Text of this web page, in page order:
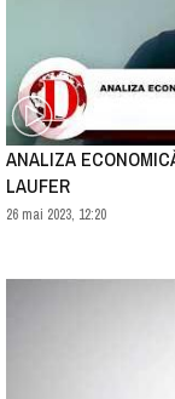
ANALIZA
LAUFER
26 mai 2023, 12:20